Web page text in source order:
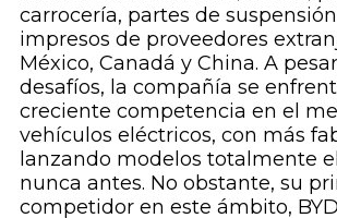
carrocería, partes de
impresos de proveedores
México, Canadá y China. A
desafíos, la compañía se
creciente competencia en el
vehículos eléctricos, con más
lanzando modelos totalmente
nunca antes. No obstante, su
competidor en este ámbito,